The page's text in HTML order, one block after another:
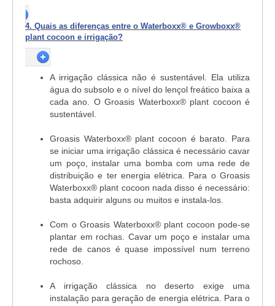
4. Quais as diferenças entre o Waterboxx® e Growboxx®
plant cocoon e irrigação?
A irrigação clássica não é sustentável. Ela utiliza
água do subsolo e o nível do lençol freático baixa a
cada ano. O Groasis Waterboxx® plant cocoon é
sustentável.
Groasis Waterboxx® plant cocoon é barato. Para
se iniciar uma irrigação clássica é necessário cavar
um poço, instalar uma bomba com uma rede de
distribuição e ter energia elétrica. Para o Groasis
Waterboxx® plant cocoon nada disso é necessário:
basta adquirir alguns ou muitos e instala-los.
Com o Groasis Waterboxx® plant cocoon pode-se
plantar em rochas. Cavar um poço e instalar uma
rede de canos é quase impossível num terreno
rochoso.
A irrigação clássica no deserto exige uma
instalação para geração de energia elétrica. Para o